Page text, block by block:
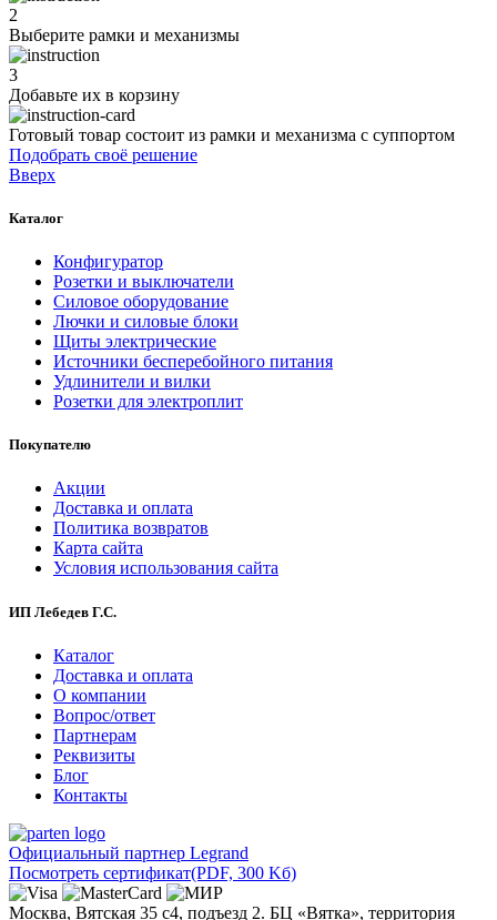
2
Выберите рамки и механизмы
3
Добавьте их в корзину
Готовый товар состоит из рамки и механизма с суппортом
Подобрать своё решение
Вверх
Каталог
Конфигуратор
Розетки и выключатели
Силовое оборудование
Лючки и силовые блоки
Щиты электрические
Источники бесперебойного питания
Удлинители и вилки
Розетки для электроплит
Покупателю
Акции
Доставка и оплата
Политика возвратов
Карта сайта
Условия использования сайта
ИП Лебедев Г.С.
Каталог
Доставка и оплата
О компании
Вопрос/ответ
Партнерам
Реквизиты
Блог
Контакты
Официальный партнер Legrand
Посмотреть сертификат(PDF, 300 Kб)
Москва, Вятская 35 с4, подъезд 2. БЦ «Вятка», территория